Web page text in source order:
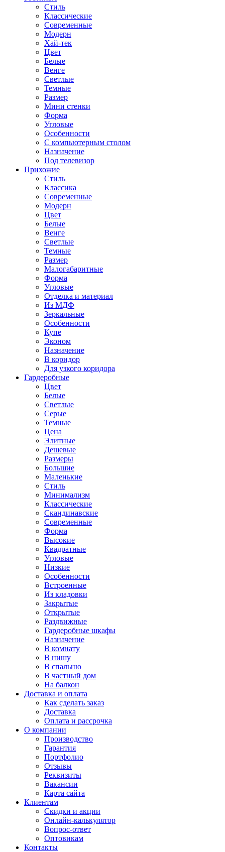
Стиль
Классические
Современные
Модерн
Хай-тек
Цвет
Белые
Венге
Светлые
Темные
Размер
Мини стенки
Форма
Угловые
Особенности
С компьютерным столом
Назначение
Под телевизор
Прихожие
Стиль
Классика
Современные
Модерн
Цвет
Белые
Венге
Светлые
Темные
Размер
Малогабаритные
Форма
Угловые
Отделка и материал
Из МДФ
Зеркальные
Особенности
Купе
Эконом
Назначение
В коридор
Для узкого коридора
Гардеробные
Цвет
Белые
Светлые
Серые
Темные
Цена
Элитные
Дешевые
Размеры
Большие
Маленькие
Стиль
Минимализм
Классические
Скандинавские
Современные
Форма
Высокие
Квадратные
Угловые
Низкие
Особенности
Встроенные
Из кладовки
Закрытые
Открытые
Раздвижные
Гардеробные шкафы
Назначение
В комнату
В нишу
В спальню
В частный дом
На балкон
Доставка и оплата
Как сделать заказ
Доставка
Оплата и рассрочка
О компании
Производство
Гарантия
Портфолио
Отзывы
Реквизиты
Вакансии
Карта сайта
Клиентам
Скидки и акции
Онлайн-калькулятор
Вопрос-ответ
Оптовикам
Контакты